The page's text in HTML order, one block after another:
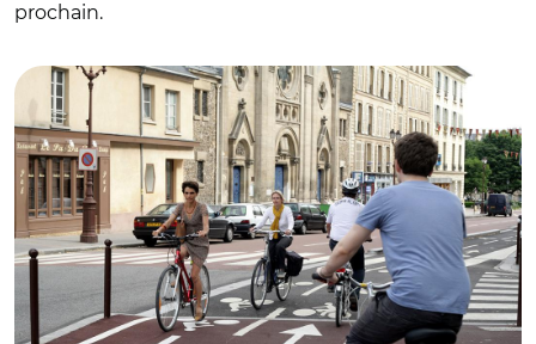
prochain.